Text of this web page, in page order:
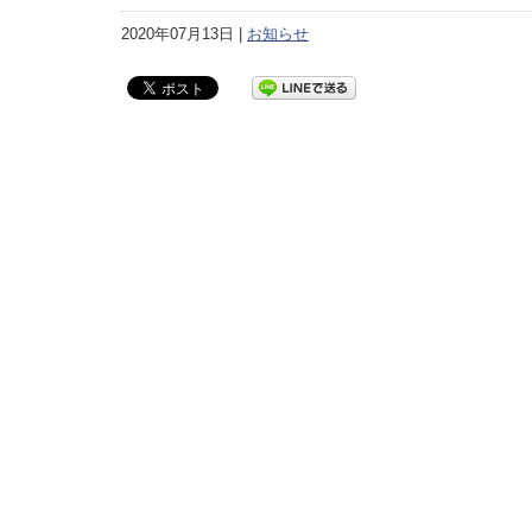
2020年07月13日 | お知らせ